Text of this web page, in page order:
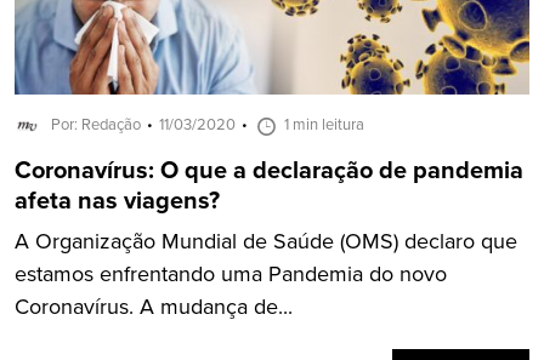
Por: Redação 11/03/2020 1 min leitura
Coronavírus: O que a declaração de pandemia
afeta nas viagens?
A Organização Mundial de Saúde (OMS) declaro que
estamos enfrentando uma Pandemia do novo
Coronavírus. A mudança de...